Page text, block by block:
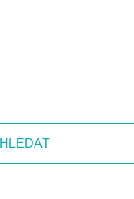
HLEDAT